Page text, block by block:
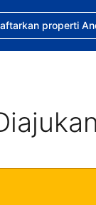
uang Anda
Bahasa
bantuan
properti